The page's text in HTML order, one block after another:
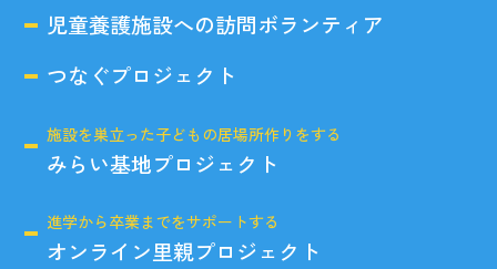
児童養護施設への訪問ボランティア
つなぐプロジェクト
施設を巣立った子どもの居場所作りをする
みらい基地プロジェクト
進学から卒業までをサポートする
オンライン里親プロジェクト